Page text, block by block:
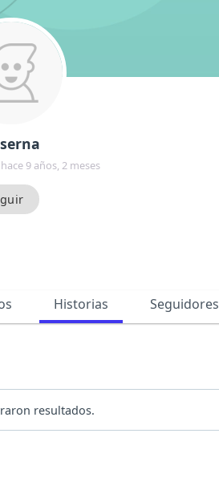
9 años, 2 meses
Historias Seguidores
resultados.